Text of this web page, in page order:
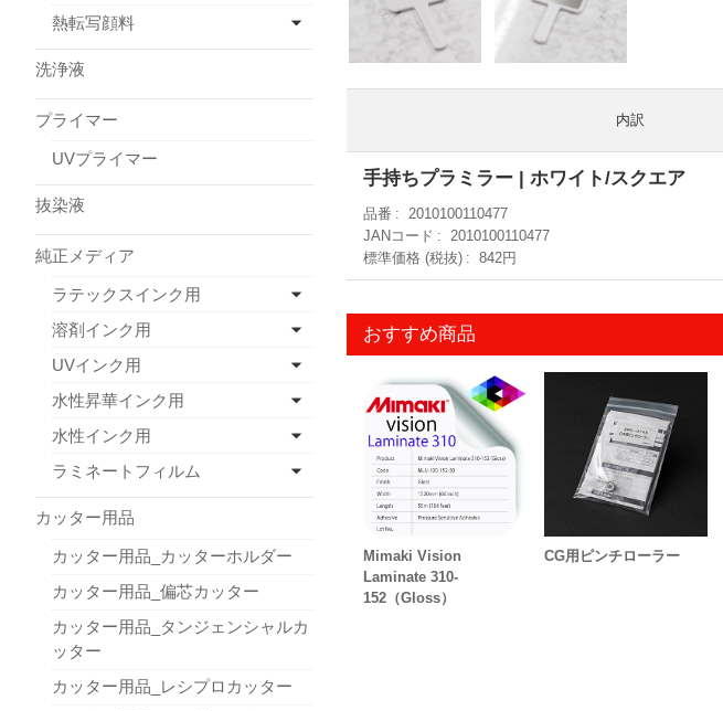
内訳
手持ちプラミラー | ホワイト/スクエア
品番
2010100110477
JANコード
2010100110477
標準価格 (税抜)
842円
おすすめ商品
Mimaki Vision
Laminate 310-
152（Gloss）
CG用ピンチローラー
熱転写顔料
洗浄液
プライマー
UVプライマー
抜染液
純正メディア
ラテックスインク用
溶剤インク用
UVインク用
水性昇華インク用
水性インク用
ラミネートフィルム
カッター用品
カッター用品_カッターホルダー
カッター用品_偏芯カッター
カッター用品_タンジェンシャルカ
ッター
カッター用品_レシプロカッター